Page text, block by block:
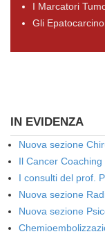
I Marcatori
Gli
IN EVIDENZA
Nuova sezione
Il Cancer Coaching
I consulti del prof.
Nuova sezione
Nuova sezione